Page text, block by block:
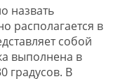
назвать
располагается в
собой
выполнена в
градусов. В